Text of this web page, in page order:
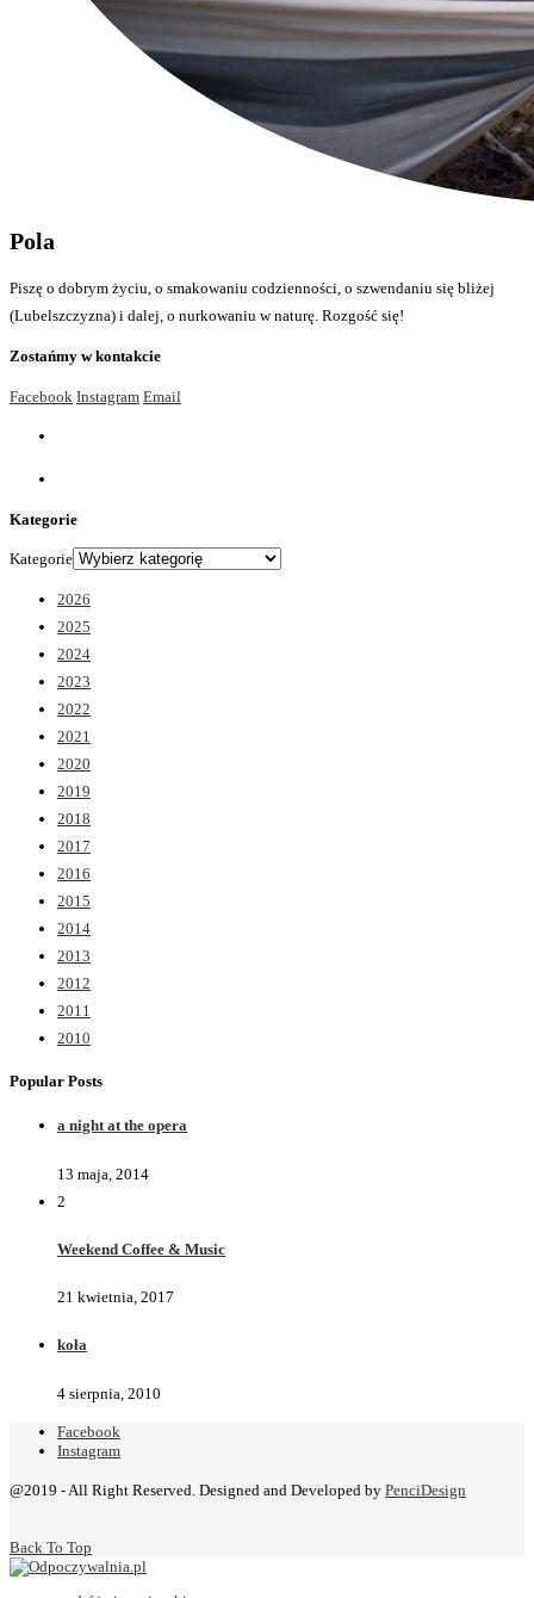
Pola
Piszę o dobrym życiu, o smakowaniu codzienności, o szwendaniu się bliżej
(Lubelszczyzna) i dalej, o nurkowaniu w naturę. Rozgość się!
Zostańmy w kontakcie
Facebook Instagram Email
Kategorie
Kategorie
2026
2025
2024
2023
2022
2021
2020
2019
2018
2017
2016
2015
2014
2013
2012
2011
2010
Popular Posts
a night at the opera
13 maja, 2014
2
Weekend Coffee & Music
21 kwietnia, 2017
koła
4 sierpnia, 2010
Facebook
Instagram
@2019 - All Right Reserved. Designed and Developed by PenciDesign
Back To Top